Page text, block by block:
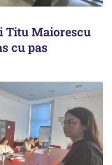
Titu Maiorescu
cu pas